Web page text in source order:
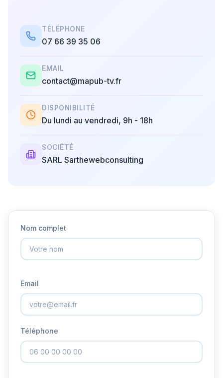
TÉLÉPHONE
07 66 39 35 06
EMAIL
contact@mapub-tv.fr
DISPONIBILITÉ
Du lundi au vendredi, 9h - 18h
SOCIÉTÉ
SARL Sarthewebconsulting
Nom complet
Email
Téléphone